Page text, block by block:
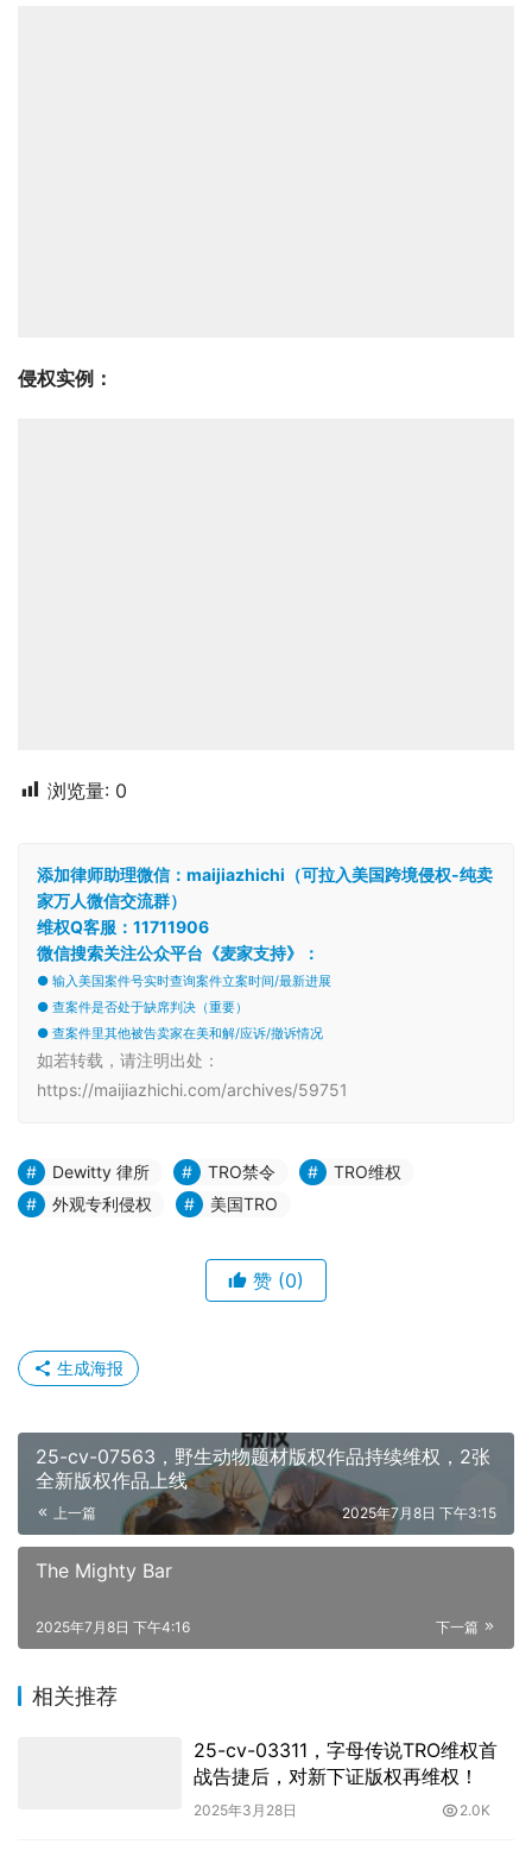
侵权实例：
浏览量: 0
添加律师助理微信：maijiazhichi（可拉入美国跨境侵权-纯卖
家万人微信交流群）
维权Q客服：11711906
微信搜索关注公众平台《麦家支持》：
● 输入美国案件号实时查询案件立案时间/最新进展
● 查案件是否处于缺席判决（重要）
● 查案件里其他被告卖家在美和解/应诉/撤诉情况
如若转载，请注明出处：
https://maijiazhichi.com/archives/59751
Dewitty 律所 TRO禁令
TRO维权
外观专利侵权
美国TRO
赞 (0)
生成海报
25-cv-07563，野生动物题材版权作品持续维权，2张
全新版权作品上线
上一篇 2025年7月8日 下午3:15
The Mighty Bar
下一篇
2025年7月8日 下午4:16
相关推荐
25-cv-03311，字母传说TRO维权首
战告捷后，对新下证版权再维权！
2025年3月28日 2.0K